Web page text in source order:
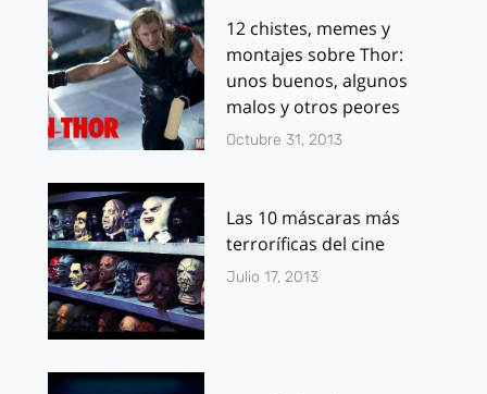
12 chistes, memes y
montajes sobre Thor:
unos buenos, algunos
malos y otros peores
Octubre 31, 2013
Las 10 máscaras más
terroríficas del cine
Julio 17, 2013